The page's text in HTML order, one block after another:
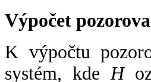
Výpočet
K výpočtu
systém, kde H